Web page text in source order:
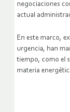
negociaciones
actual
En este marco,
urgencia, han
tiempo, como el
materia